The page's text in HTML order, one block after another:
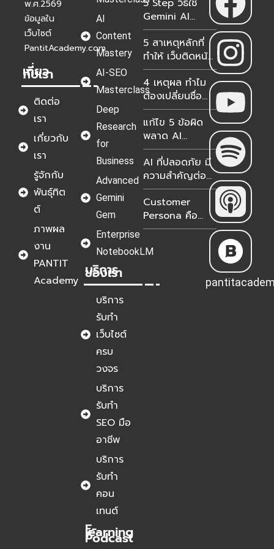
พ.ศ.2569
ข้อมูลใน
เว็บไซต์
PantitAcademy.com
เกี่ยว
กับเรา
ติดต่อ
เรา
เกี่ยวกับ
เรา
รู้จักกับ
พันธุ์ทิต
ต์
ภาพผล
งาน
PANTIT
Academy
AI
Content
Mastery
AI-SEO
Masterclass
Deep
Research
for
Business
Advanced
Gemini
Gem
Enterprise
NotebookLM
บริการ
ของเรา
บริการ
รับทำ
เว็บไซต์
ครบ
วงจร
บริการ
รับทำ
SEO มือ
อาชีพ
บริการ
รับทำ
คอน
เทนต์
E-
learning
/
Podcast
ใหม่สำหรับองค์กร
ในปี 2026-2027
5 Step วิธีใช้
Gemini AI
วิเคราะห์ Google
Analytics &
Search
Console แม่นยำ
100%
5 สาเหตุหลักที่
ทำให้ เว็บติดหน้า
แรกแต่ขายไม่ได้?
4 เหตุผล ทำไม
ต้องเปลี่ยนชื่อ
NotebookLM
เป็น Gemini
Notebook?
แก้ไข 5 ข้อผิด
พลาด AI
Transformation
ธุรกิจไทย 2026
AI ที่ปลอดภัย มี
ความสำคัญต่อ
องค์กรอย่างไร?
Customer
Persona คือ
อะไร? เจาะลึกวิธี
สร้างฉบับอัปเดต
2026 เพื่อมัดใจ